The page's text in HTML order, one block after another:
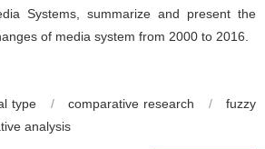
Systems, summarize and present the
of media system from 2000 to 2016.
type / comparative research /
fuzzy
analysis